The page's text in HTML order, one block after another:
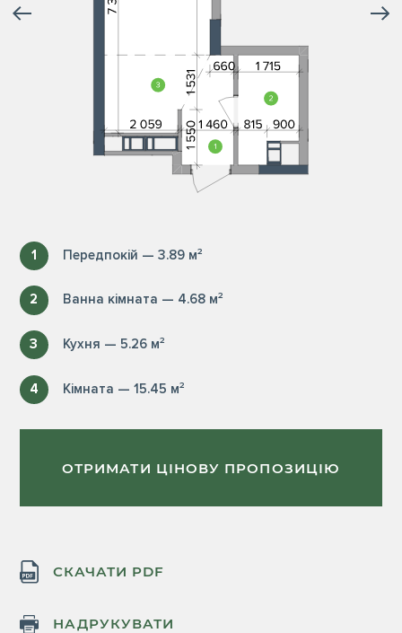
1 Передпокій — 3.89 м²
2 Ванна кімната — 4.68 м²
3 Кухня — 5.26 м²
4 Кімната — 15.45 м²
ОТРИМАТИ ЦІНОВУ ПРОПОЗИЦІЮ
СКАЧАТИ PDF
НАДРУКУВАТИ